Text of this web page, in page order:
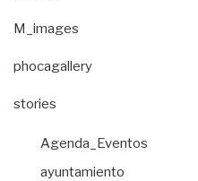
M_images
phocagallery
stories
Agenda_Eventos
ayuntamiento